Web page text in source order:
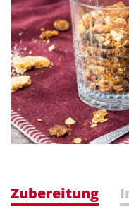
Zubereitung